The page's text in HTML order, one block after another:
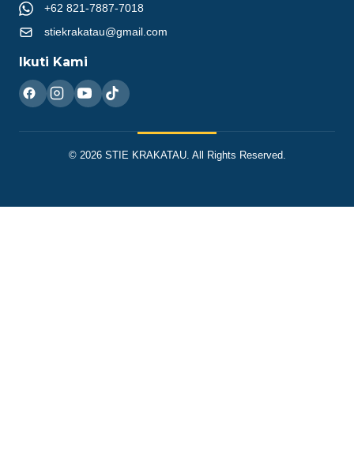
+62 821-7887-7018
stiekrakatau@gmail.com
Ikuti Kami
© 2026 STIE KRAKATAU. All Rights Reserved.